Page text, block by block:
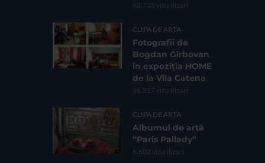
62.735 vizualizari
CLIPA DE ARTA
Fotografii de
Bogdan Gîrbovan
în expoziția HOME
de la Vila Catena
16.217 vizualizari
CLIPA DE ARTA
Albumul de artă
“Paris Pallady”
6.602 vizualizari